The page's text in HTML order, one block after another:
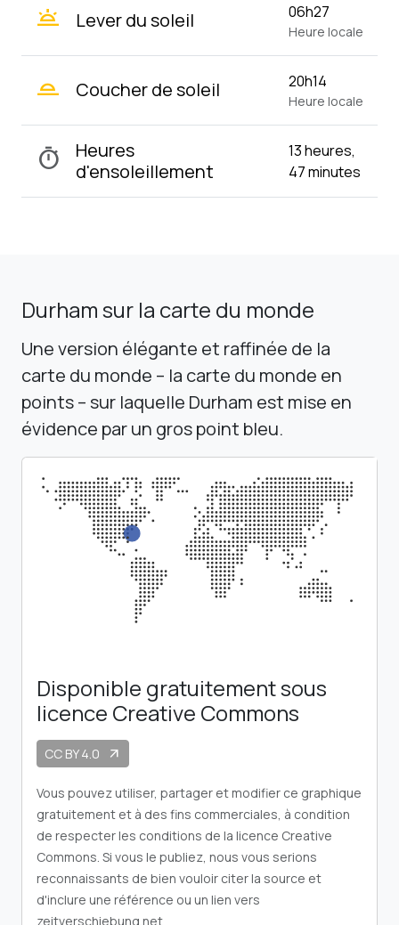
wb_twilight Lever du soleil 06h27
Heure locale
wb_twilight_2 Coucher de soleil 20h14
Heure locale
timer
Heures
d'ensoleillement
13 heures,
47 minutes
Durham sur la carte du monde
Une version élégante et raffinée de la
carte du monde – la carte du monde en
points – sur laquelle Durham est mise en
évidence par un gros point bleu.
Disponible gratuitement sous
licence Creative Commons
CC BY 4.0 arrow_outward
Vous pouvez utiliser, partager et modifier ce graphique
gratuitement et à des fins commerciales, à condition
de respecter les conditions de la licence Creative
Commons. Si vous le publiez, nous vous serions
reconnaissants de bien vouloir citer la source et
d'inclure une référence ou un lien vers
zeitverschiebung.net